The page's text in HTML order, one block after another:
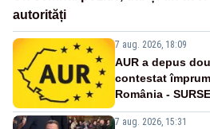
autorități
7 aug. 2026, 18:09
AUR a depus
contestat
România - SURSE
7 aug. 2026, 15:31